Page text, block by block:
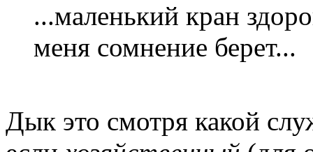
...маленький кран
меня сомнение берет...
Дык это смотря какой